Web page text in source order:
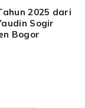
2025 dari
Sogir
Bogor